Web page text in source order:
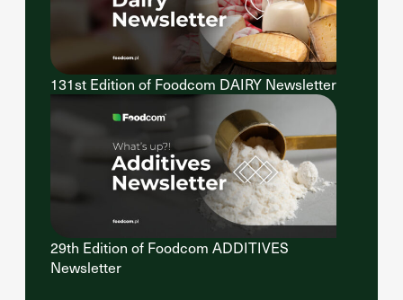
131st Edition of Foodcom DAIRY Newsletter
29th Edition of Foodcom ADDITIVES
Newsletter